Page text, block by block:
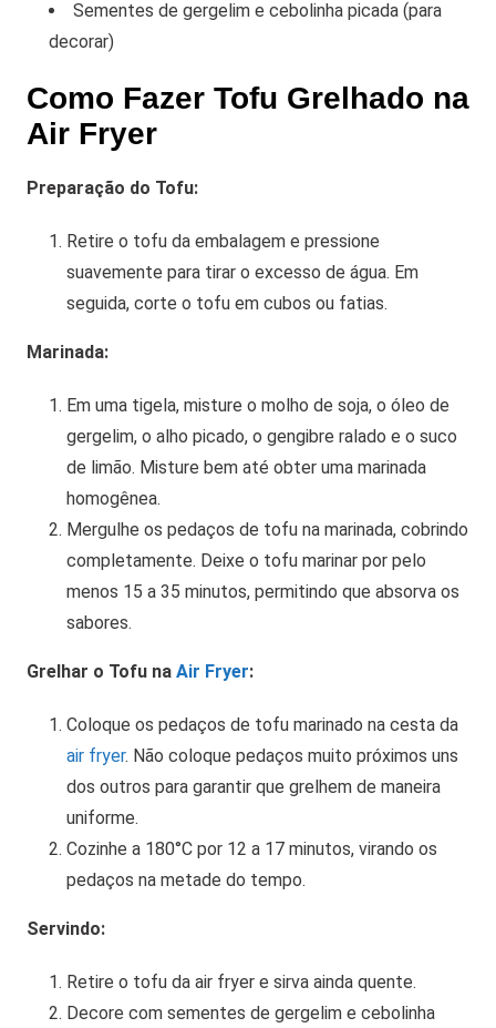
Sementes de gergelim e cebolinha picada (para
decorar)
Como Fazer Tofu Grelhado na
Air Fryer
Preparação do Tofu:
Retire o tofu da embalagem e pressione
suavemente para tirar o excesso de água. Em
seguida, corte o tofu em cubos ou fatias.
Marinada:
Em uma tigela, misture o molho de soja, o óleo de
gergelim, o alho picado, o gengibre ralado e o suco
de limão. Misture bem até obter uma marinada
homogênea.
Mergulhe os pedaços de tofu na marinada, cobrindo
completamente. Deixe o tofu marinar por pelo
menos 15 a 35 minutos, permitindo que absorva os
sabores.
Grelhar o Tofu na Air Fryer:
Coloque os pedaços de tofu marinado na cesta da
air fryer. Não coloque pedaços muito próximos uns
dos outros para garantir que grelhem de maneira
uniforme.
Cozinhe a 180°C por 12 a 17 minutos, virando os
pedaços na metade do tempo.
Servindo:
Retire o tofu da air fryer e sirva ainda quente.
Decore com sementes de gergelim e cebolinha